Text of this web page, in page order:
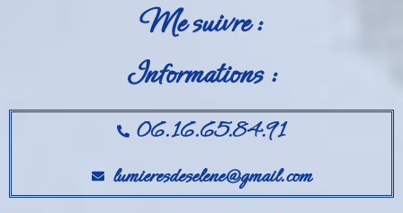
Me suivre :
Informations :
06.16.65.84.91
lumieresdeselene@gmail.com